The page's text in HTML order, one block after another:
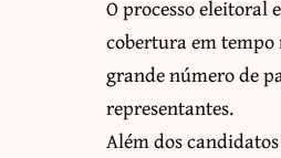
O processo eleitoral
cobertura em tempo
grande número de
representantes.
Além dos